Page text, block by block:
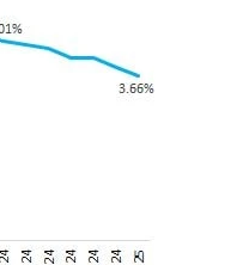
Топ-новости